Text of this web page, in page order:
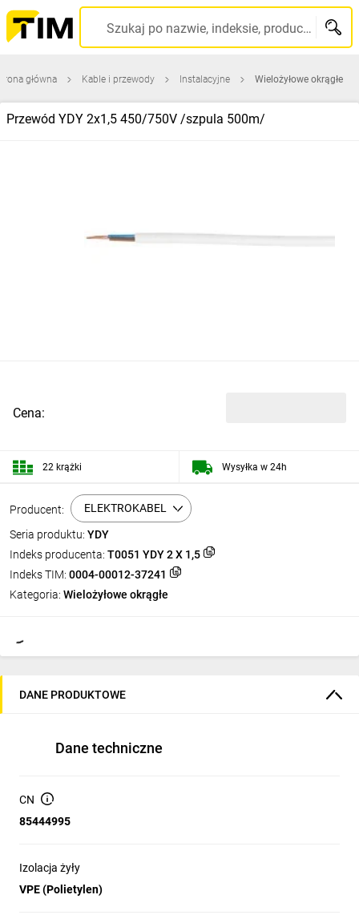
Szukaj po nazwie, indeksie, producencie, kodzie kreskowym...
główna Kable i przewody Instalacyjne Wielożyłowe okrągłe
Przewód YDY 2x1,5 450/750V /szpula 500m/
Producent: ELEKTROKABEL
Seria produktu: YDY
Indeks producenta: T0051 YDY 2 X 1,5
Indeks TIM: 0004-00012-37241
Kategoria: Wielożyłowe okrągłe
Cena:
22 krążki Wysyłka w 24h
DANE PRODUKTOWE
Dane techniczne
CN
85444995
Izolacja żyły
VPE (Polietylen)